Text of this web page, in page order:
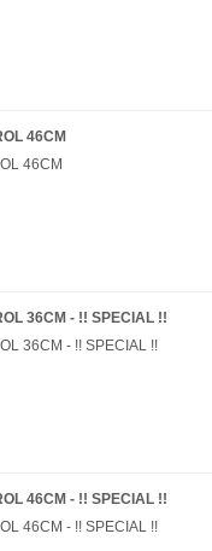
46CM
46CM
36CM - !! SPECIAL !!
36CM - !! SPECIAL !!
46CM - !! SPECIAL !!
46CM - !! SPECIAL !!